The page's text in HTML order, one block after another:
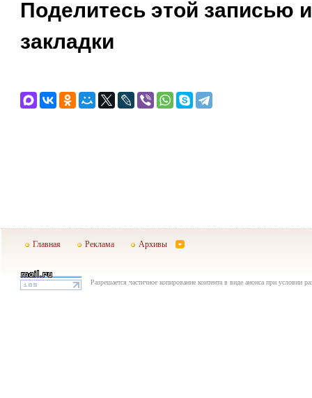
Поделитесь этой записью
закладки
Главная Реклама Архивы
Разрешается частичное копирование контента в виде анонса при условии